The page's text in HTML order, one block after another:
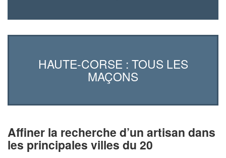
HAUTE-CORSE : TOUS LES
MAÇONS
Affiner la recherche d’un artisan dans
les principales villes du 20